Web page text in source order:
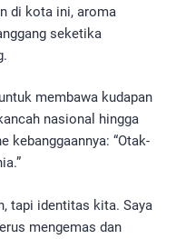
di kota ini, aroma
seketika
membawa kudapan
nasional hingga
kebanggaannya: “Otak-
tapi identitas kita. Saya
mengemas dan